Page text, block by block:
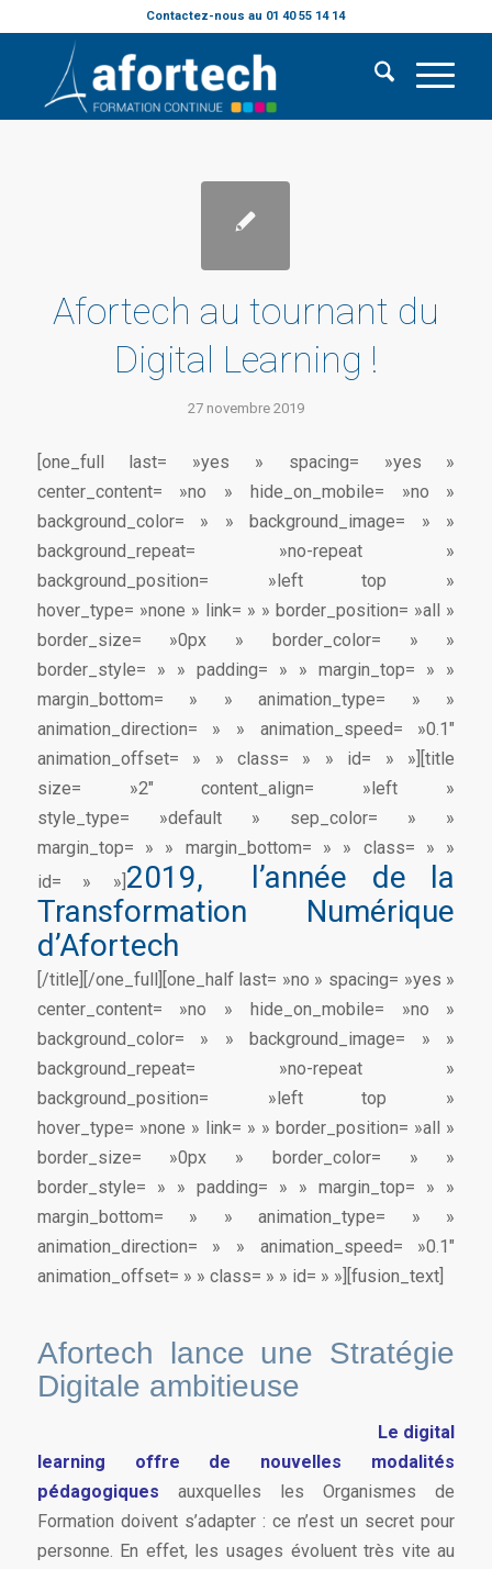
Contactez-nous au 01 40 55 14 14
Afortech au tournant du
Digital Learning !
27 novembre 2019
[one_full last= »yes » spacing= »yes »
center_content= »no » hide_on_mobile= »no »
background_color= » » background_image= » »
background_repeat= »no-repeat »
background_position= »left top »
hover_type= »none » link= » » border_position= »all »
border_size= »0px » border_color= » »
border_style= » » padding= » » margin_top= » »
margin_bottom= » » animation_type= » »
animation_direction= » » animation_speed= »0.1″
animation_offset= » » class= » » id= » »][title
size= »2″ content_align= »left »
style_type= »default » sep_color= » »
margin_top= » » margin_bottom= » » class= » »
id= » »] 2019, l’année de la
Transformation Numérique
d’Afortech
[/title][/one_full][one_half last= »no » spacing= »yes »
center_content= »no » hide_on_mobile= »no »
background_color= » » background_image= » »
background_repeat= »no-repeat »
background_position= »left top »
hover_type= »none » link= » » border_position= »all »
border_size= »0px » border_color= » »
border_style= » » padding= » » margin_top= » »
margin_bottom= » » animation_type= » »
animation_direction= » » animation_speed= »0.1″
animation_offset= » » class= » » id= » »][fusion_text]
Afortech lance une Stratégie
Digitale ambitieuse
Le digital
learning offre de nouvelles modalités
pédagogiques
auxquelles les Organismes de
Formation doivent s’adapter : ce n’est un secret pour
personne. En effet, les usages évoluent très vite au